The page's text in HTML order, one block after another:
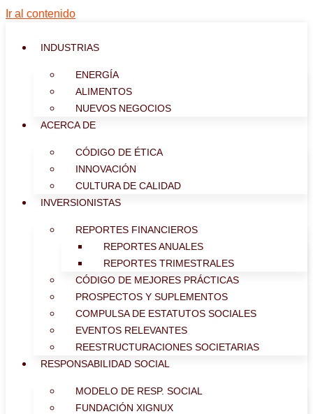
Ir al contenido
INDUSTRIAS
ENERGÍA
ALIMENTOS
NUEVOS NEGOCIOS
ACERCA DE
CÓDIGO DE ÉTICA
INNOVACIÓN
CULTURA DE CALIDAD
INVERSIONISTAS
REPORTES FINANCIEROS
REPORTES ANUALES
REPORTES TRIMESTRALES
CÓDIGO DE MEJORES PRÁCTICAS
PROSPECTOS Y SUPLEMENTOS
COMPULSA DE ESTATUTOS SOCIALES
EVENTOS RELEVANTES
REESTRUCTURACIONES SOCIETARIAS
RESPONSABILIDAD SOCIAL
MODELO DE RESP. SOCIAL
FUNDACIÓN XIGNUX